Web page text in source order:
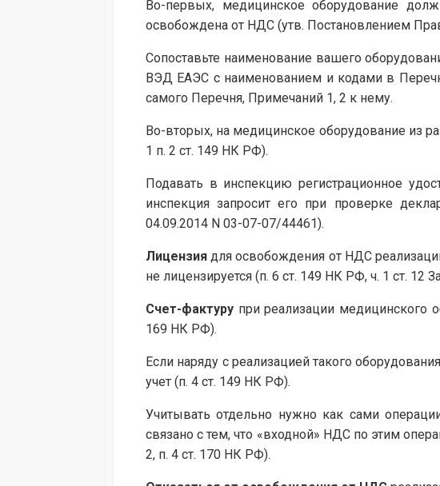
Во-первых, медицинское оборудование
освобождена от НДС (утв. Постановлением
Сопоставьте наименование вашего
ВЭД ЕАЭС с наименованием и кодами в
самого Перечня, Примечаний 1, 2 к нему.
Во-вторых, на медицинское оборудование из
1 п. 2 ст. 149 НК РФ).
Подавать в инспекцию регистрационное
инспекция запросит его при проверке
04.09.2014 N 03-07-07/44461).
Лицензия для освобождения от НДС
не лицензируется (п. 6 ст. 149 НК РФ, ч. 1 ст. 12
Счет-фактуру при реализации медицинского
169 НК РФ).
Если наряду с реализацией такого
учет (п. 4 ст. 149 НК РФ).
Учитывать отдельно нужно как сами
связано с тем, что «входной» НДС по этим
2, п. 4 ст. 170 НК РФ).